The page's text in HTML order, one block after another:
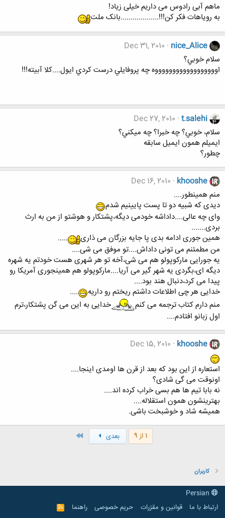
ماهم آبی رادوس می داریم خیلی زیاد!
به رویاهات فکر کن!!!...................بانک ملت
nice_Alice
Dec 31, 2010
سلام خوبي؟
اووووووووووووووووووه چه پروفايلي درست كردي ايول....كلا آبيته!!!
t.salehi
Dec 27, 2010
سلام، خوبي؟ چه خبرا؟ چه ميكني؟
ايميلم همون ايميل سابقه
چطور؟
khooshe
Dec 16, 2010
منم همینطور....
دیدی که شبیه دو تا پست پایینیم شدم
وای چه عالی....داداشه خودمی دیگه،پشتکار و هوشتو از من به ارث
بردی.......
همین جوری ادامه بدی پا جایه بزرگان می ذاری
.....
من مطمئنم می تونی داداش....تو موفق می شی....
یه جورایی مارکوپولو هم می شی،آخه تو هر شهری هست خودتم یه شهره
دیگه ای،بگردی یه شهر گیر می آریا....مارکوپولو هم همینجوری آمریکا رو
پیدا می کرد،دنبال هند بود....
خدایی هر چی اطلاعات داشتم ریختم رو داریه
....
منم دارم کتاب ترجمه می کنم
خدایی به این می گن پشتکار،ترم
اول زبانو افتادم....
khooshe
Dec 15, 2010
استعاره از این بود که بعد از قرن ها اومدی اینجا....
اونوقت می گی شادی؟
نه بابا تیم ها هم بسی خراب کرده اند....
بهترینشون همون استقلاله....
همیشه شاد و خوشبخت باشی.
1 از 9 بعدی
کاربران
ارتباط با ما
قوانین و مقرّرات حریم خصوصی راهنما
R
S